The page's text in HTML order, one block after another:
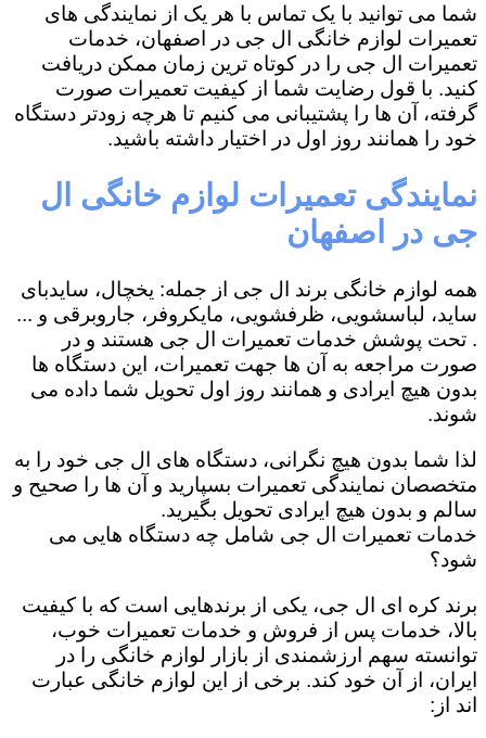
شما می توانید با یک تماس با هر یک از نمایندگی های
تعمیرات لوازم خانگی ال جی در اصفهان، خدمات
تعمیرات ال جی را در کوتاه ترین زمان ممکن دریافت
کنید. با قول رضایت شما از کیفیت تعمیرات صورت
گرفته، آن ها را پشتیبانی می کنیم تا هرچه زودتر دستگاه
خود را همانند روز اول در اختیار داشته باشید.
نمایندگی تعمیرات لوازم خانگی ال
جی در اصفهان
همه لوازم خانگی برند ال جی از جمله: یخچال، سایدبای
ساید، لباسشویی، ظرفشویی، مایکروفر، جاروبرقی و ...
. تحت پوشش خدمات تعمیرات ال جی هستند و در
صورت مراجعه به آن ها جهت تعمیرات، این دستگاه ها
بدون هیچ ایرادی و همانند روز اول تحویل شما داده می
شوند.
لذا شما بدون هیچ نگرانی، دستگاه های ال جی خود را به
متخصصان نمایندگی تعمیرات بسپارید و آن ها را صحیح و
سالم و بدون هیچ ایرادی تحویل بگیرید.
خدمات تعمیرات ال جی شامل چه دستگاه هایی می
شود؟
برند کره ای ال جی، یکی از برندهایی است که با کیفیت
بالا، خدمات پس از فروش و خدمات تعمیرات خوب،
توانسته سهم ارزشمندی از بازار لوازم خانگی را در
ایران، از آن خود کند. برخی از این لوازم خانگی عبارت
اند از: